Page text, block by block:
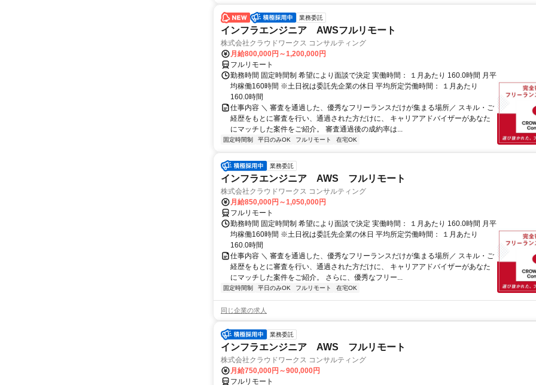
業務委託
インフラエンジニア AWSフルリモート
株式会社クラウドワークス コンサルティング
月給800,000円～1,200,000円
フルリモート
勤務時間 固定時間制 希望により面談で決定 実働時間： １月あたり 160.0時間 月平
均稼働160時間 ※土日祝は委託先企業の休日 平均所定労働時間： １月あたり
160.0時間
仕事内容 ＼ 審査を通過した、優秀なフリーランスだけが集まる場所／ スキル・ご
経歴をもとに審査を行い、通過された方だけに、 キャリアアドバイザーがあなた
にマッチした案件をご紹介。 審査通過後の成約率は...
固定時間制 平日のみOK フルリモート 在宅OK
業務委託
インフラエンジニア AWS フルリモート
株式会社クラウドワークス コンサルティング
月給850,000円～1,050,000円
フルリモート
勤務時間 固定時間制 希望により面談で決定 実働時間： １月あたり 160.0時間 月平
均稼働160時間 ※土日祝は委託先企業の休日 平均所定労働時間： １月あたり
160.0時間
仕事内容 ＼ 審査を通過した、優秀なフリーランスだけが集まる場所／ スキル・ご
経歴をもとに審査を行い、通過された方だけに、 キャリアアドバイザーがあなた
にマッチした案件をご紹介。 さらに、優秀なフリー...
固定時間制 平日のみOK フルリモート 在宅OK
同じ企業の求人
業務委託
インフラエンジニア AWS フルリモート
株式会社クラウドワークス コンサルティング
月給750,000円～900,000円
フルリモート